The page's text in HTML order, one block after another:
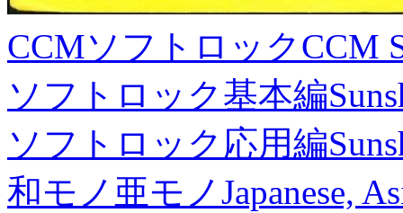
CCMソフトロックCCM
ソフトロック基本編
ソフトロック応用編
和モノ亜モノJapanese,